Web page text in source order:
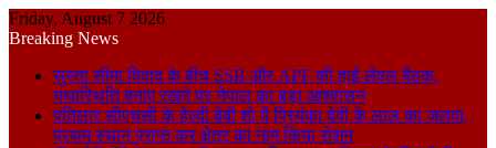
Friday, August 7 2026
Breaking News
सुस्ता सीमा विवाद के बीच SSB और APF की हाई-लेवल बैठक,
यथास्थिति बनाए रखने पर नेपाल का बड़ा आश्वासन
पतिलार सीएचसी के हेल्दी बेबी शो में प्रियंका देवी के लाल का जलवा,
प्रथम स्थान प्राप्त कर क्षेत्र का नाम किया रोशन